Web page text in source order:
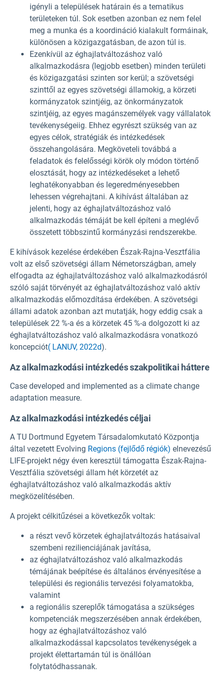
igényli a települések határain és a tematikus
területeken túl. Sok esetben azonban ez nem felel
meg a munka és a koordináció kialakult formáinak,
különösen a közigazgatásban, de azon túl is.
Ezenkívül az éghajlatváltozáshoz való
alkalmazkodásra (legjobb esetben) minden területi
és közigazgatási szinten sor kerül; a szövetségi
szinttől az egyes szövetségi államokig, a körzeti
kormányzatok szintjéig, az önkormányzatok
szintjéig, az egyes magánszemélyek vagy vállalatok
tevékenységeiig. Ehhez egyrészt szükség van az
egyes célok, stratégiák és intézkedések
összehangolására. Megköveteli továbbá a
feladatok és felelősségi körök oly módon történő
elosztását, hogy az intézkedéseket a lehető
leghatékonyabban és legeredményesebben
lehessen végrehajtani. A kihívást általában az
jelenti, hogy az éghajlatváltozáshoz való
alkalmazkodás témáját be kell építeni a meglévő
összetett többszintű kormányzási rendszerekbe.
E kihívások kezelése érdekében Észak-Rajna-Vesztfália
volt az első szövetségi állam Németországban, amely
elfogadta az éghajlatváltozáshoz való alkalmazkodásról
szóló saját törvényét az éghajlatváltozáshoz való aktív
alkalmazkodás előmozdítása érdekében. A szövetségi
állami adatok azonban azt mutatják, hogy eddig csak a
települések 22 %-a és a körzetek 45 %-a dolgozott ki az
éghajlatváltozáshoz való alkalmazkodásra vonatkozó
koncepciót( LANUV, 2022d).
Az alkalmazkodási intézkedés szakpolitikai háttere
Case developed and implemented as a climate change
adaptation measure.
Az alkalmazkodási intézkedés céljai
A TU Dortmund Egyetem Társadalomkutató Központja
által vezetett Evolving Regions (fejlődő régiók) elnevezésű
LIFE-projekt négy éven keresztül támogatta Észak-Rajna-
Vesztfália szövetségi állam hét körzetét az
éghajlatváltozáshoz való alkalmazkodás aktív
megközelítésében.
A projekt célkitűzései a következők voltak:
a részt vevő körzetek éghajlatváltozás hatásaival
szembeni rezilienciájának javítása,
az éghajlatváltozáshoz való alkalmazkodás
témájának beépítése és általános érvényesítése a
települési és regionális tervezési folyamatokba,
valamint
a regionális szereplők támogatása a szükséges
kompetenciák megszerzésében annak érdekében,
hogy az éghajlatváltozáshoz való
alkalmazkodással kapcsolatos tevékenységek a
projekt élettartamán túl is önállóan
folytatódhassanak.